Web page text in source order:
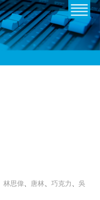
林思偉、 唐林、 巧克力、 吳